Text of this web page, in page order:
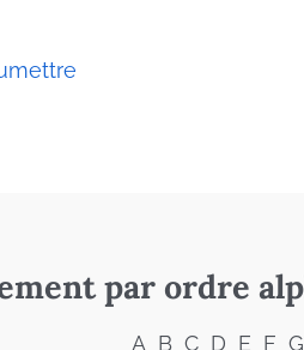
par ordre
A B C D E F G